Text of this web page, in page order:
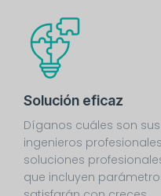
Solución eficaz
Díganos cuáles son
ingenieros
soluciones
que incluyen